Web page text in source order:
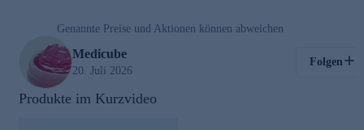
Genannte Preise und Aktionen können abweichen
Medicube
20. Juli 2026
Folgen
Produkte im Kurzvideo